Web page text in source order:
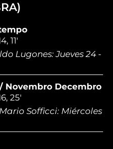
11'
Lugones: Jueves 24 -
Novembro Decembro
25'
Sofficci: Miércoles